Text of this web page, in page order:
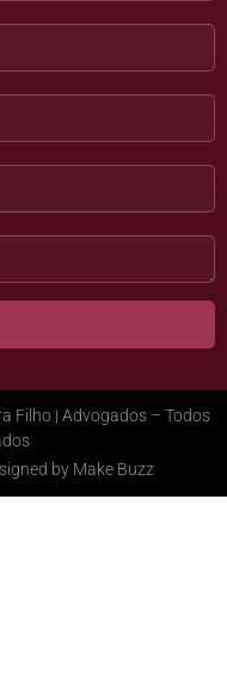
Filho | Advogados – Todos
by Make Buzz